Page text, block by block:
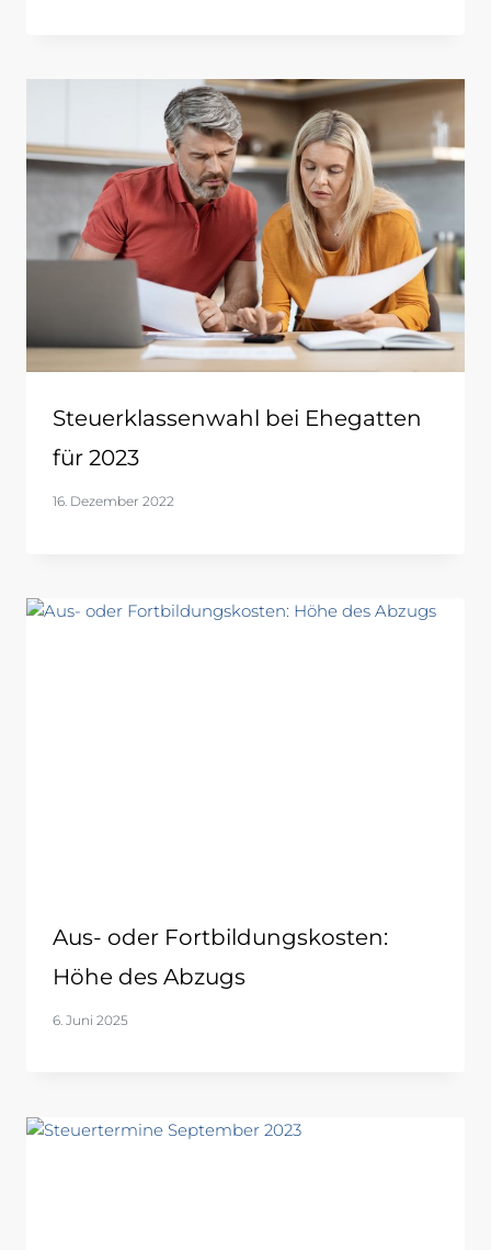
Steuerklassenwahl bei Ehegatten
für 2023
16. Dezember 2022
Aus- oder Fortbildungskosten:
Höhe des Abzugs
6. Juni 2025